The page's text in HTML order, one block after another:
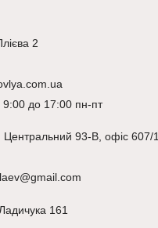
2
9:00 до 17:00 пн-пт
Центральний 93-В, офіс 607/1
Ладичука 161